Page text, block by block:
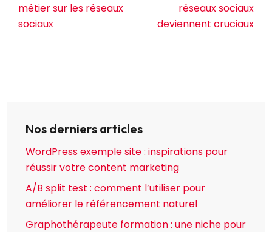
métier sur les réseaux
sociaux
réseaux sociaux
deviennent cruciaux
Nos derniers articles
WordPress exemple site : inspirations pour
réussir votre content marketing
A/B split test : comment l’utiliser pour
améliorer le référencement naturel
Graphothérapeute formation : une niche pour